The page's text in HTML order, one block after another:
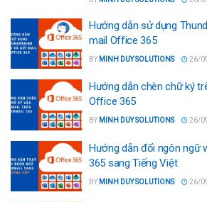
Hướng dẫn sử dụng
mail Office 365
BY MINH DUY SOLUTIONS 26/
Hướng dẫn chèn chữ ký
Office 365
BY MINH DUY SOLUTIONS 26/
Hướng dẫn đổi ngôn ngữ
365 sang Tiếng Việt
BY MINH DUY SOLUTIONS 26/